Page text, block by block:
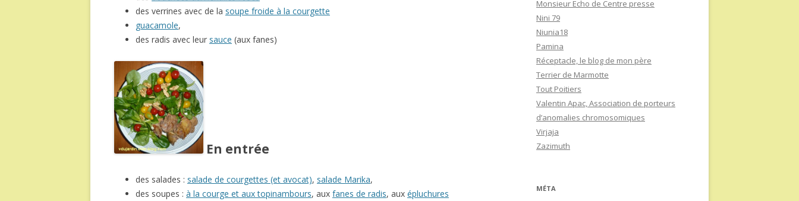
des verrines avec de la soupe froide à la courgette
guacamole,
des radis avec leur sauce (aux fanes)
En entrée
des salades : salade de courgettes (et avocat), salade Marika,
des soupes : à la courge et aux topinambours, aux fanes de radis, aux épluchures
Monsieur Echo de Centre presse
Nini 79
Niunia18
Pamina
Réceptacle, le blog de mon père
Terrier de Marmotte
Tout Poitiers
Valentin Apac, Association de porteurs
d’anomalies chromosomiques
Virjaja
Zazimuth
MÉTA